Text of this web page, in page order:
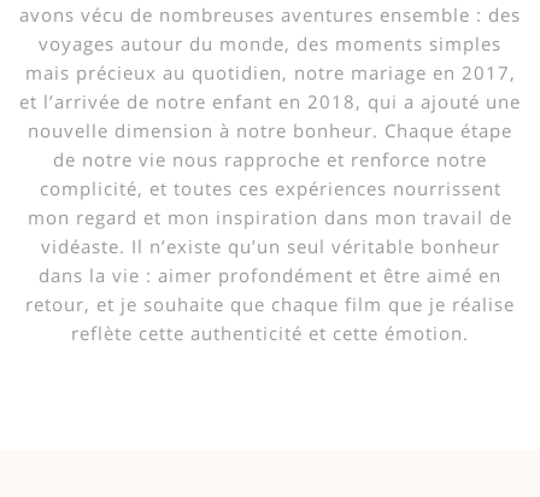
avons vécu de nombreuses aventures ensemble : des
voyages autour du monde, des moments simples
mais précieux au quotidien, notre mariage en 2017,
et l’arrivée de notre enfant en 2018, qui a ajouté une
nouvelle dimension à notre bonheur. Chaque étape
de notre vie nous rapproche et renforce notre
complicité, et toutes ces expériences nourrissent
mon regard et mon inspiration dans mon travail de
vidéaste. Il n’existe qu’un seul véritable bonheur
dans la vie : aimer profondément et être aimé en
retour, et je souhaite que chaque film que je réalise
reflète cette authenticité et cette émotion.